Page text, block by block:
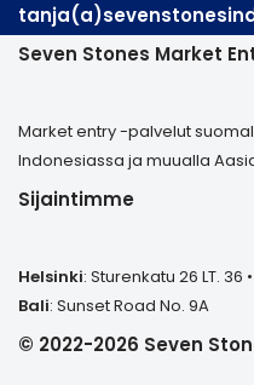
Seven Stones Market
Market entry -palvelut
Indonesiassa ja muualla
Sijaintimme
Helsinki: Sturenkatu 26 LT. 36 •
Bali: Sunset Road No. 9A
© 2022-2026 Seven